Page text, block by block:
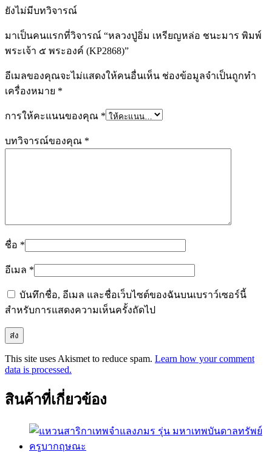
ยังไม่มีบทวิจารณ์
มาเป็นคนแรกที่วิจารณ์ “หลวงปู่อิ่ม เหรียญหล่อ ชนะมาร พิมพ์
พระเจ้า ๕ พระองค์ (KP2868)”
อีเมลของคุณจะไม่แสดงให้คนอื่นเห็น ช่องข้อมูลจำเป็นถูกทำ
เครื่องหมาย *
การให้คะแนนของคุณ *
บทวิจารณ์ของคุณ *
ชื่อ *
อีเมล *
บันทึกชื่อ, อีเมล และชื่อเว็บไซต์ของฉันบนเบราว์เซอร์นี้
สำหรับการแสดงความเห็นครั้งถัดไป
This site uses Akismet to reduce spam. Learn how your comment
data is processed.
สินค้าที่เกี่ยวข้อง